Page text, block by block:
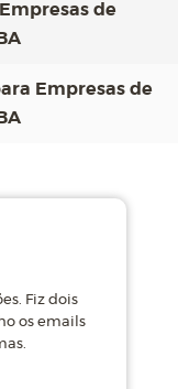
de
Empresas de
Fiz dois
os emails